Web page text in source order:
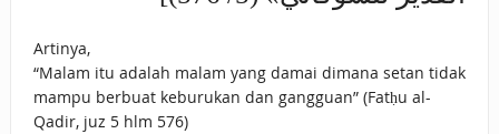
Artinya,
“Malam itu adalah malam yang damai dimana setan tidak
mampu berbuat keburukan dan gangguan” (Fatḥu al-
Qadir, juz 5 hlm 576)